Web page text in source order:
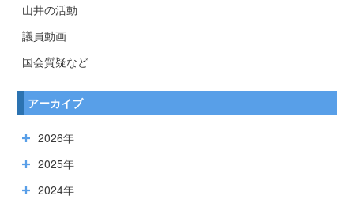
山井の活動
議員動画
国会質疑など
アーカイブ
2026年
2025年
2024年